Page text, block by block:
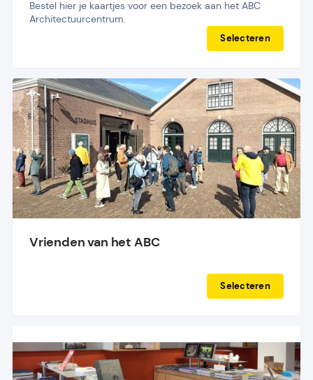
Bestel hier je kaartjes voor een bezoek aan het ABC
Architectuurcentrum.
Selecteren
Vrienden van het ABC
Selecteren